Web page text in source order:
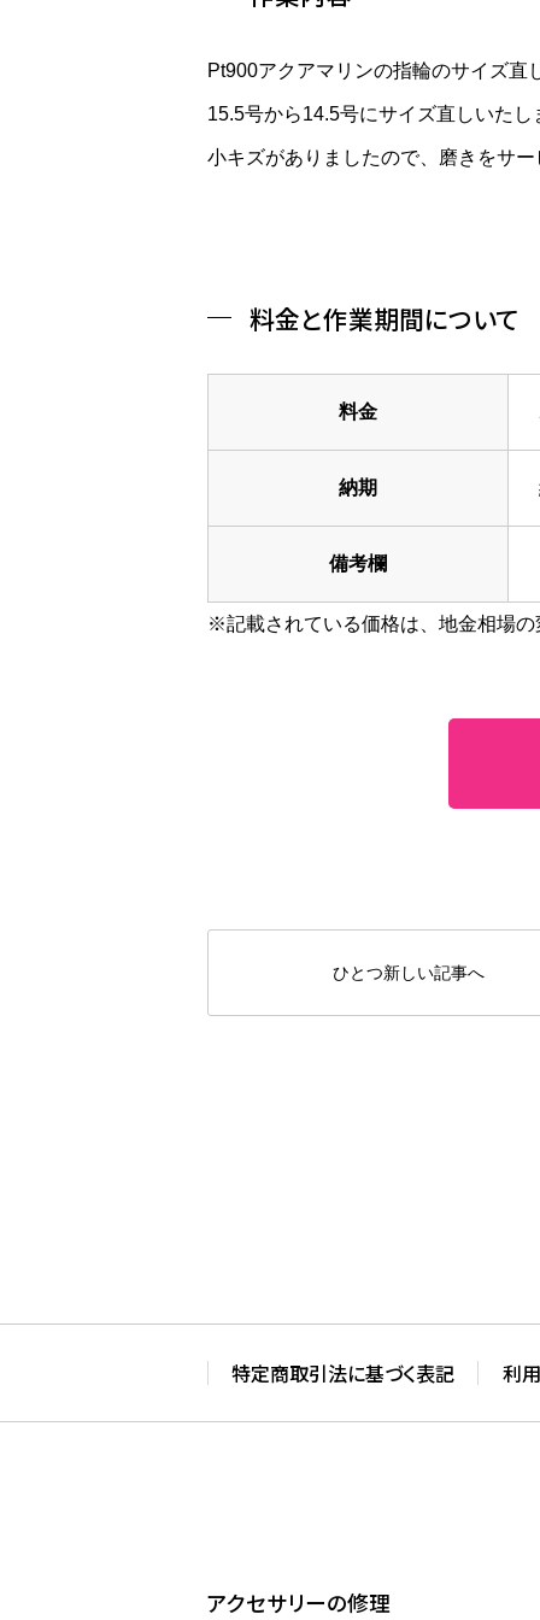
Pt900アクアマリンの指輪のサイズ直
15.5号から14.5号にサイズ直しいたし
小キズがありましたので、磨きをサ
料金と作業期間について
料金
納期
備考欄
※記載されている価格は、地金相場
ひとつ新しい記事へ
特定商取引法に基づく表記 利
アクセサリーの修理